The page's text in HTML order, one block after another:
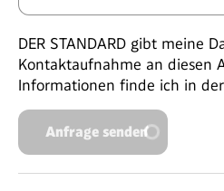
DER STANDARD gibt meine
Kontaktaufnahme an diesen
Informationen finde ich in der
Anfrage senden